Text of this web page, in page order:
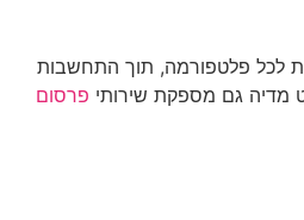
לכל פלטפורמה, תוך התחשבות
מדיה גם מספקת שירותי פרסום